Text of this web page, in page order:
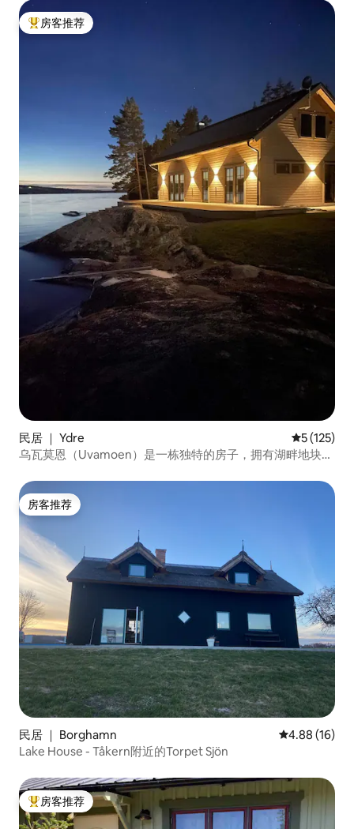
热门「房客推荐」
房客推荐
民居 ｜ Ydre 平均评分 5
5 (125)
乌瓦莫恩（Uvamoen）是一栋独特的房子，拥有湖畔地块和
房客推荐
房客推荐
民居 ｜ Borghamn 平均评分
4.88 (16)
Lake House - Tåkern附近的Torpet Sjön
热门「房客推荐」
房客推荐